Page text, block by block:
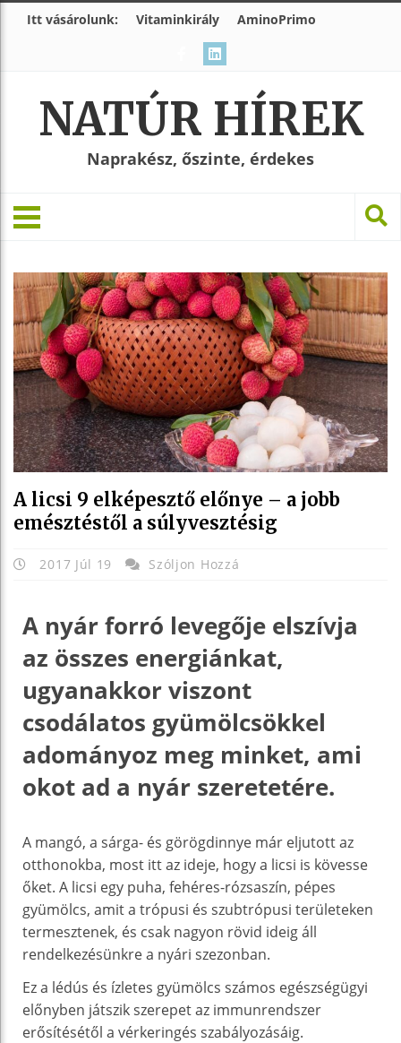
Itt vásárolunk: Vitaminkirály AminoPrimo
NATÚR HÍREK
Naprakész, őszinte, érdekes
A licsi 9 elképesztő előnye – a jobb
emésztéstől a súlyvesztésig
2017 Júl 19 Szóljon Hozzá
A nyár forró levegője elszívja
az összes energiánkat,
ugyanakkor viszont
csodálatos gyümölcsökkel
adományoz meg minket, ami
okot ad a nyár szeretetére.
A mangó, a sárga- és görögdinnye már eljutott az
otthonokba, most itt az ideje, hogy a licsi is kövesse
őket. A licsi egy puha, fehéres-rózsaszín, pépes
gyümölcs, amit a trópusi és szubtrópusi területeken
termesztenek, és csak nagyon rövid ideig áll
rendelkezésünkre a nyári szezonban.
Ez a lédús és ízletes gyümölcs számos egészségügyi
előnyben játszik szerepet az immunrendszer
erősítésétől a vérkeringés szabályozásáig.